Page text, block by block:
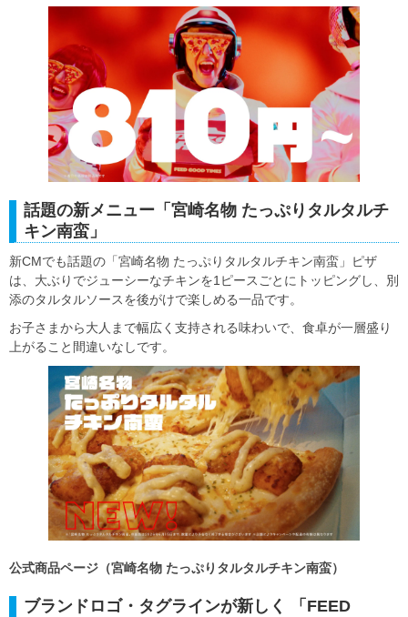
話題の新メニュー「宮崎名物 たっぷりタルタルチ
キン南蛮」
新CMでも話題の「宮崎名物 たっぷりタルタルチキン南蛮」ピザ
は、大ぶりでジューシーなチキンを1ピースごとにトッピングし、別
添のタルタルソースを後がけで楽しめる一品です。
お子さまから大人まで幅広く支持される味わいで、食卓が一層盛り
上がること間違いなしです。
公式商品ページ（宮崎名物 たっぷりタルタルチキン南蛮）
ブランドロゴ・タグラインが新しく 「FEED